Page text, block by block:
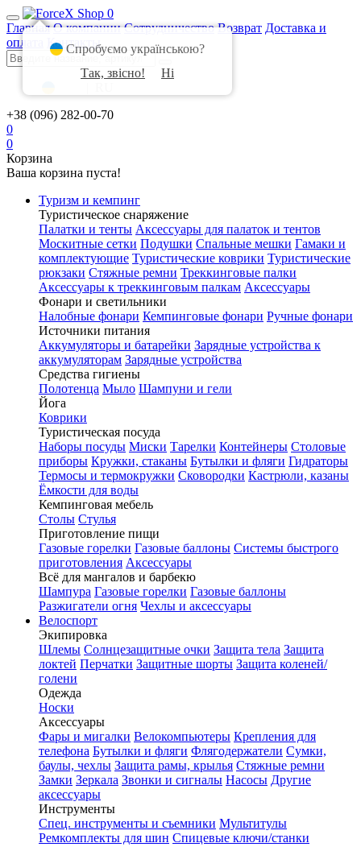
0
Главная О компании Сотрудничество Возврат Доставка и
оплата
Контакты
+38 (096) 282-00-70
0
0
Корзина
Ваша корзина пуста!
Туризм и кемпинг
Туристическое снаряжение
Палатки и тенты Аксессуары для палаток и тентов
Москитные сетки Подушки Спальные мешки Гамаки и
комплектующие Туристические коврики Туристические
рюкзаки Стяжные ремни Треккинговые палки
Аксессуары к треккинговым палкам Аксессуары
Фонари и светильники
Налобные фонари Кемпинговые фонари Ручные фонари
Источники питания
Аккумуляторы и батарейки Зарядные устройства к
аккумуляторам Зарядные устройства
Средства гигиены
Полотенца Мыло Шампуни и гели
Йога
Коврики
Туристическая посуда
Наборы посуды Миски Тарелки Контейнеры Столовые
приборы Кружки, стаканы Бутылки и фляги Гидраторы
Термосы и термокружки Сковородки Кастрюли, казаны
Ёмкости для воды
Кемпинговая мебель
Столы Стулья
Приготовление пищи
Газовые горелки Газовые баллоны Системы быстрого
приготовления Аксессуары
Всё для мангалов и барбекю
Шампура Газовые горелки Газовые баллоны
Разжигатели огня Чехлы и аксессуары
Велоспорт
Экипировка
Шлемы Солнцезащитные очки Защита тела Защита
локтей Перчатки Защитные шорты Защита коленей/
голени
Одежда
Носки
Аксессуары
Фары и мигалки Велокомпьютеры Крепления для
телефона Бутылки и фляги Флягодержатели Сумки,
баулы, чехлы Защита рамы, крылья Стяжные ремни
Замки Зеркала Звонки и сигналы Насосы Другие
аксессуары
Инструменты
Спец. инструменты и съемники Мультитулы
Ремкомплекты для шин Спицевые ключи/станки
Спробуємо українською?
Так, звісно!
Ні